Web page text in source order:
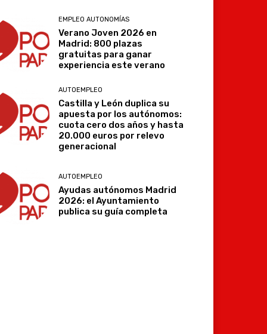
EMPLEO AUTONOMÍAS
Verano Joven 2026 en
Madrid: 800 plazas
gratuitas para ganar
experiencia este verano
AUTOEMPLEO
Castilla y León duplica su
apuesta por los autónomos:
cuota cero dos años y hasta
20.000 euros por relevo
generacional
AUTOEMPLEO
Ayudas autónomos Madrid
2026: el Ayuntamiento
publica su guía completa